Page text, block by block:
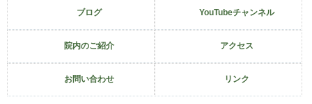
ブログ YouTubeチャンネル
院内のご紹介 アクセス
お問い合わせ リンク